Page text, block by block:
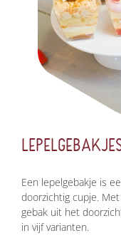
Een lepelgebakje is
doorzichtig cupje.
gebak uit het
in vijf varianten.